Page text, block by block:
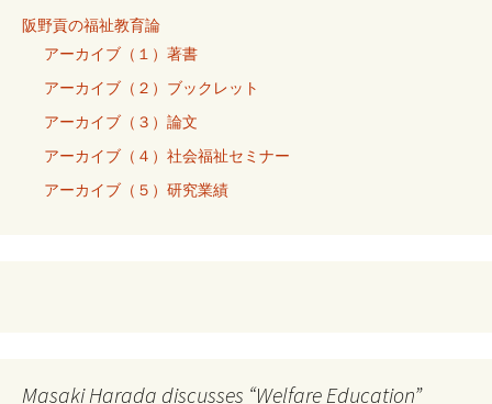
阪野貢の福祉教育論
アーカイブ（１）著書
アーカイブ（２）ブックレット
アーカイブ（３）論文
アーカイブ（４）社会福祉セミナー
アーカイブ（５）研究業績
Masaki Harada discusses “Welfare Education”